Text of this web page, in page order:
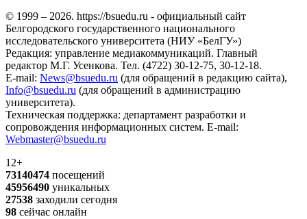
© 1999 – 2026. https://bsuedu.ru - официальный сайт
Белгородского государственного национального
исследовательского университета (НИУ «БелГУ»)
Редакция: управление медиакоммуникаций. Главный
редактор М.Г. Усенкова. Тел. (4722) 30-12-75, 30-12-18.
E-mail: News@bsuedu.ru (для обращений в редакцию сайта),
Info@bsuedu.ru (для обращений в администрацию
университета).
Техническая поддержка: департамент разработки и
сопровождения информационных систем. E-mail:
Webmaster@bsuedu.ru
12+
73140474 посещений
45956490 уникальных
27538 заходили сегодня
98 сейчас онлайн